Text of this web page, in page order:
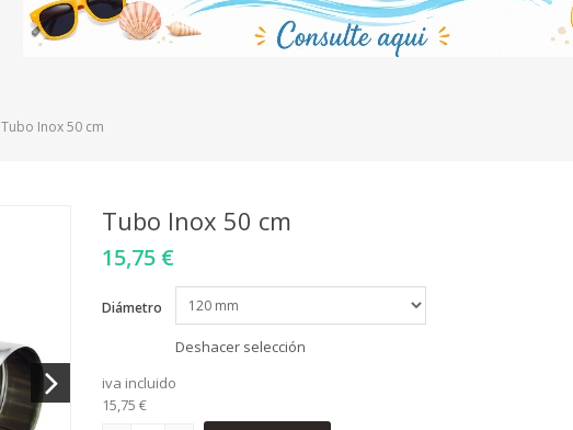
Tubo Inox 50 cm
Tubo Inox 50 cm
15,75 €
Diámetro
Deshacer selección
iva incluido
15,75 €